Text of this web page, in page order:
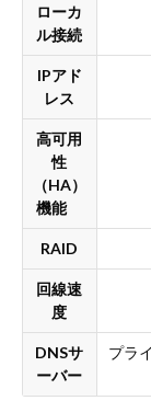
ローカ
ル接続
IPアド
レス
高可用
性
（HA）
機能
RAID
回線速
度
DNSサ
ーバー
プラ